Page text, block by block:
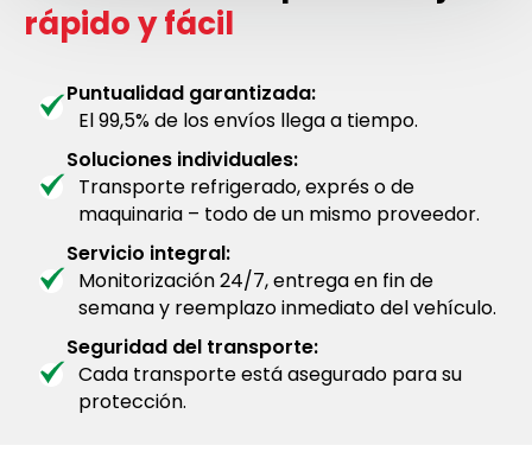
rápido y fácil
Puntualidad garantizada:
El 99,5% de los envíos llega a tiempo.
Soluciones individuales:
Transporte refrigerado, exprés o de
maquinaria – todo de un mismo proveedor.
Servicio integral:
Monitorización 24/7, entrega en fin de
semana y reemplazo inmediato del vehículo.
Seguridad del transporte:
Cada transporte está asegurado para su
protección.